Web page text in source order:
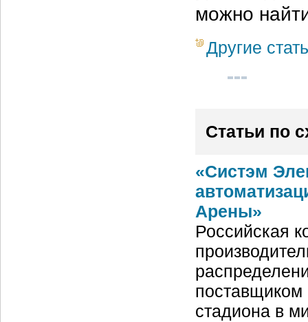
можно
Другие
Статьи по
«Систэм
Арены»
Российская
поставщиком
стадиона в